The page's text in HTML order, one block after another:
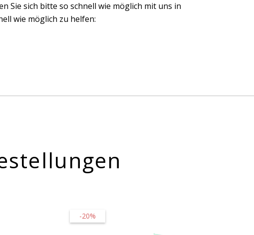
Sie sich bitte so schnell wie möglich mit uns in
wie möglich zu helfen:
-20%